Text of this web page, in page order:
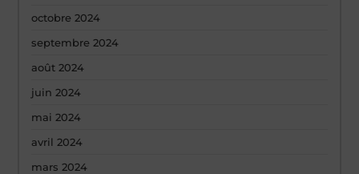
octobre 2024
septembre 2024
août 2024
juin 2024
mai 2024
avril 2024
mars 2024